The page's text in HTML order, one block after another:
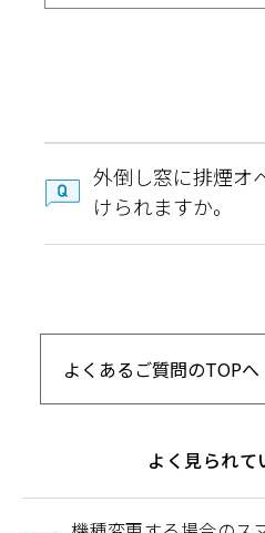
外倒し窓に排煙オ
けられますか。
よくあるご質問のTOPへ
よく見られて